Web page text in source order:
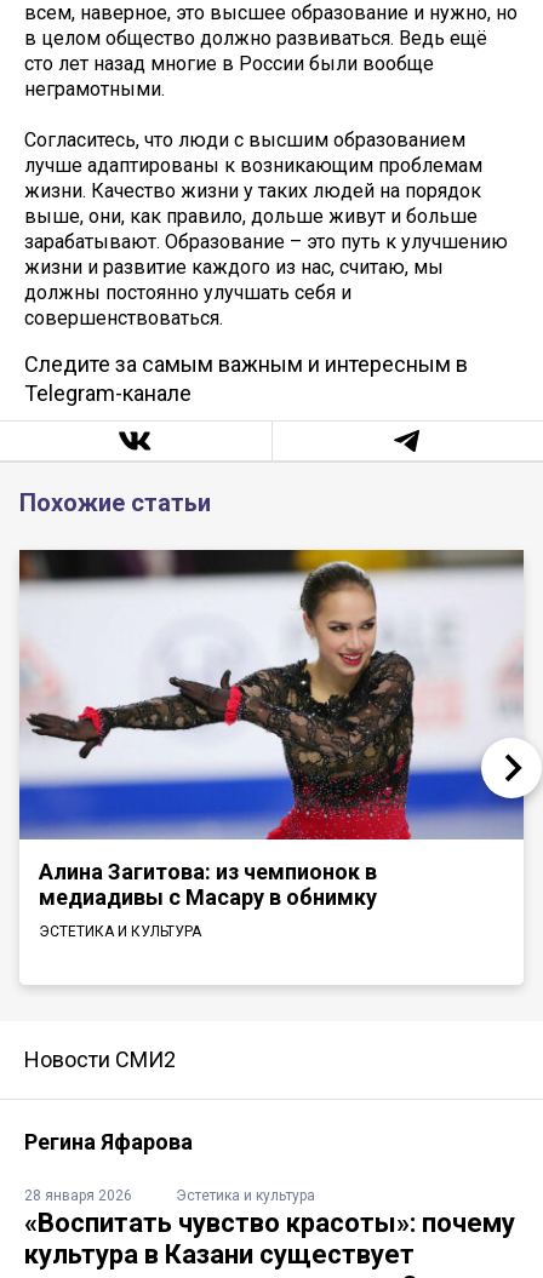
всем, наверное, это высшее образование и нужно, но
в целом общество должно развиваться. Ведь ещё
сто лет назад многие в России были вообще
неграмотными.
Согласитесь, что люди с высшим образованием
лучше адаптированы к возникающим проблемам
жизни. Качество жизни у таких людей на порядок
выше, они, как правило, дольше живут и больше
зарабатывают. Образование – это путь к улучшению
жизни и развитие каждого из нас, считаю, мы
должны постоянно улучшать себя и
совершенствоваться.
Следите за самым важным и интересным в
Telegram-канале
Похожие статьи
Алина Загитова: из чемпионок в
медиадивы с Масару в обнимку
ЭСТЕТИКА И КУЛЬТУРА
Новости СМИ2
Регина Яфарова
28 января 2026 Эстетика и культура
«Воспитать чувство красоты»: почему
культура в Казани существует